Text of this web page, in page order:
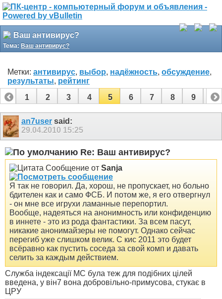
Ваш антивирус?
Тема: Ваш антивирус?
Метки: антивирус, выбор, надёжность, обсуждение,
результаты, рейтинг
1
2 3 4 5 6 7 8 9 10
11 13
an7usersaid:
29.04.2010 15:25
Re: Ваш антивирус?
Сообщение от Sanja
Я так не говорил. Да, хорош, не пропускает, но больно
бдителен как и само ФСБ. И потом же, я его отвергнул
- он мне все игрухи ламанные перепортил.
Вообще, надеяться на анонимность или конфиденцию
в иннете - это из рода фантастики. За всем пасут,
никакие анонимайзеры не помогут. Однако сейчас
перегиб уже слишком велик. С кис 2011 это будет
всёравно как пустить соседа за свой комп и давать
селить за каждым действием.
Служба індексації МС була теж для подібних цілей
введена, у він7 вона добровільно-примусова, стукає в
ЦРУ